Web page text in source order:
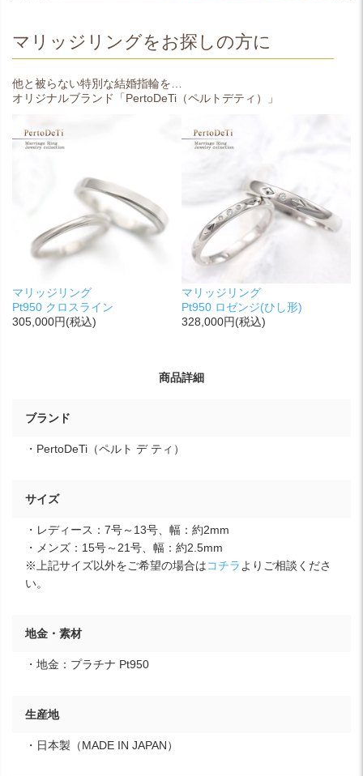
マリッジリングをお探しの方に
他と被らない特別な結婚指輪を…
オリジナルブランド「PertoDeTi（ペルトデティ）」
マリッジリング
Pt950 クロスライン
305,000円(税込)
マリッジリング
Pt950 ロゼンジ(ひし形)
328,000円(税込)
商品詳細
ブランド
・PertoDeTi（ペルト デ ティ）
サイズ
・レディース：7号～13号、幅：約2mm
・メンズ：15号～21号、幅：約2.5mm
※上記サイズ以外をご希望の場合はコチラ よりご相談くださ
い。
地金・素材
・地金：プラチナ Pt950
生産地
・日本製（MADE IN JAPAN）